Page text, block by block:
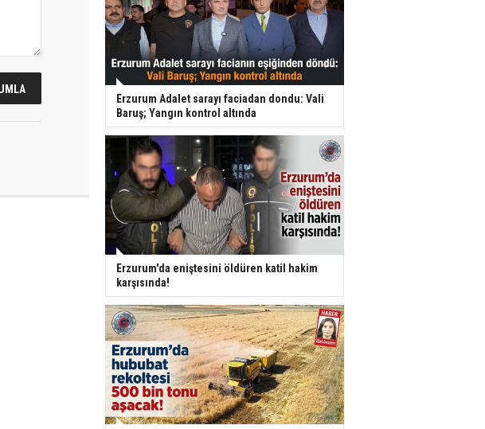
Erzurum Adalet sarayı faciadan dondu: Vali
Baruş; Yangın kontrol altında
Erzurum'da eniştesini öldüren katil hakim
karşısında!